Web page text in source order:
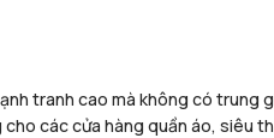
tranh cao mà không có trung
cho các cửa hàng quần áo, siêu